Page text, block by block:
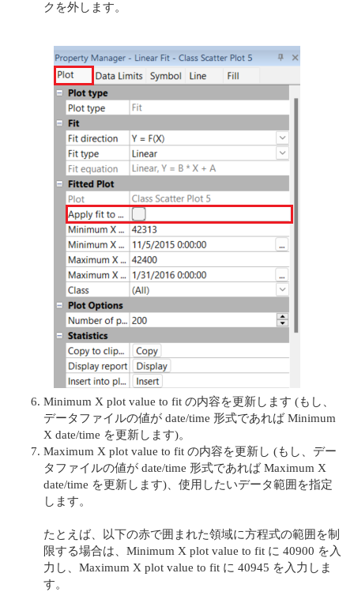
クを外します。
Minimum X plot value to fit の内容を更新します (もし、
データファイルの値が date/time 形式であれば Minimum
X date/time を更新します)。
Maximum X plot value to fit の内容を更新し (もし、デー
タファイルの値が date/time 形式であれば Maximum X
date/time を更新します)、使用したいデータ範囲を指定
します。
たとえば、以下の赤で囲まれた領域に方程式の範囲を制
限する場合は、Minimum X plot value to fit に 40900 を入
力し、Maximum X plot value to fit に 40945 を入力しま
す。